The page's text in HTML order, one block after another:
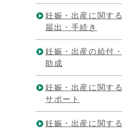
妊娠・出産に関する
届出・手続き
妊娠・出産の給付・
助成
妊娠・出産に関する
サポート
妊娠・出産に関する